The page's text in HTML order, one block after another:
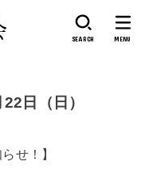
SEARCH MENU
日（日）
せ！】